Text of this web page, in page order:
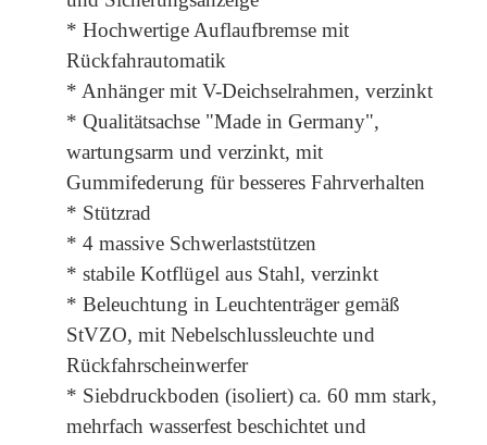
* Hochwertige Auflaufbremse mit
Rückfahrautomatik
* Anhänger mit V-Deichselrahmen, verzinkt
* Qualitätsachse "Made in Germany",
wartungsarm und verzinkt, mit
Gummifederung für besseres Fahrverhalten
* Stützrad
* 4 massive Schwerlaststützen
* stabile Kotflügel aus Stahl, verzinkt
* Beleuchtung in Leuchtenträger gemäß
StVZO, mit Nebelschlussleuchte und
Rückfahrscheinwerfer
* Siebdruckboden (isoliert) ca. 60 mm stark,
mehrfach wasserfest beschichtet und